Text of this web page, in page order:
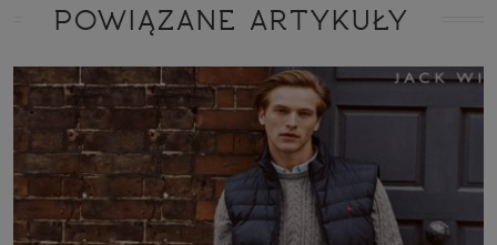
POWIĄZANE ARTYKUŁY